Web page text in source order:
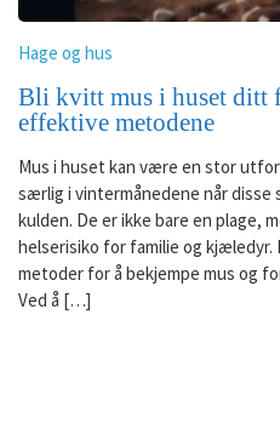
Hage og hus
Bli kvitt mus i huset ditt
effektive metodene
Mus i huset kan være en stor
særlig i vintermånedene når
kulden. De er ikke bare en plage,
helserisiko for familie og
metoder for å bekjempe mus og
Ved å […]